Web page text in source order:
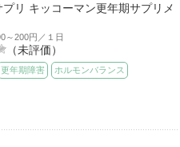
プリ キッコーマン更年期サプリメ
～200円／１日
（未評価）
更年期障害 ホルモンバランス